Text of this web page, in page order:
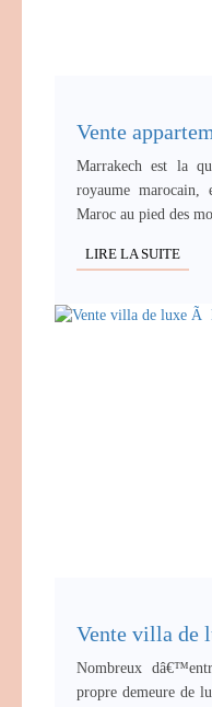
Vente
Marrakech est la
royaume
Maroc au pied des
LIRE LA SUITE
Vente villa de
Nombreux
propre demeure de